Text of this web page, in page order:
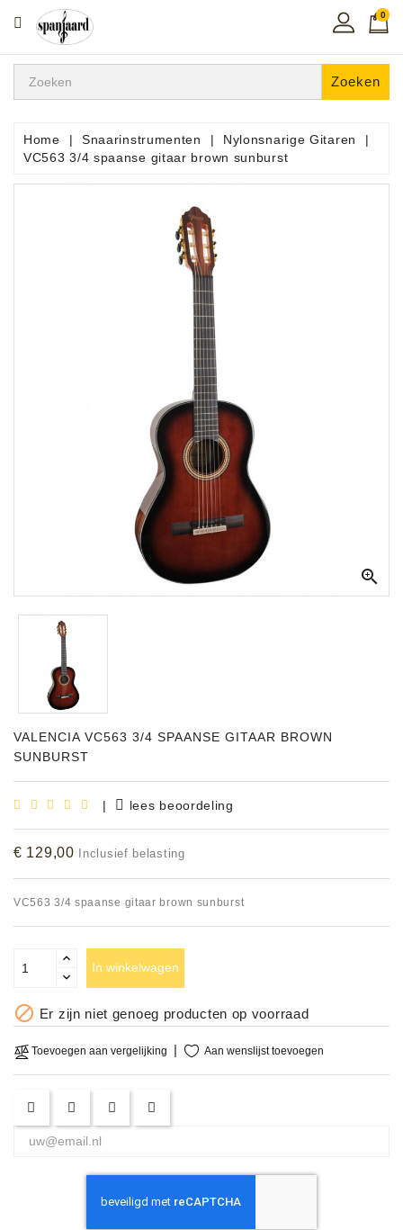
CATEGORIE
Home
In
De
Blaasinstrumenten
Microfoons
Versterking
Instrumenten
Celtic
Shop
Bladmuziek
Accessoires
OCCASIONS
DEMONSTRATIES
CLINICS
VERHUUR,
0
Zoeken
Home Snaarinstrumenten
Nylonsnarige Gitaren
VC563 3/4 spaanse gitaar brown sunburst

VALENCIA VC563 3/4 SPAANSE GITAAR BROWN
SUNBURST
| lees beoordeling
€ 129,00 Inclusief belasting
VC563 3/4 spaanse gitaar brown sunburst
In winkelwagen
 Er zijn niet genoeg producten op voorraad
Toevoegen aan vergelijking Aan wenslijst toevoegen